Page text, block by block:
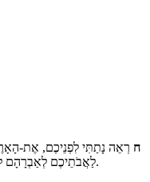
ח רְאֵה נָתַתִּי לִפְנֵיכֶם, אֶת-
לַאֲבֹתֵיכֶם לְאַבְרָהָם לְיִצְחָק וּלְיַעֲקֹב לָתֵת לָהֶם, וּלְזַרְעָם אַחֲרֵיהֶם.